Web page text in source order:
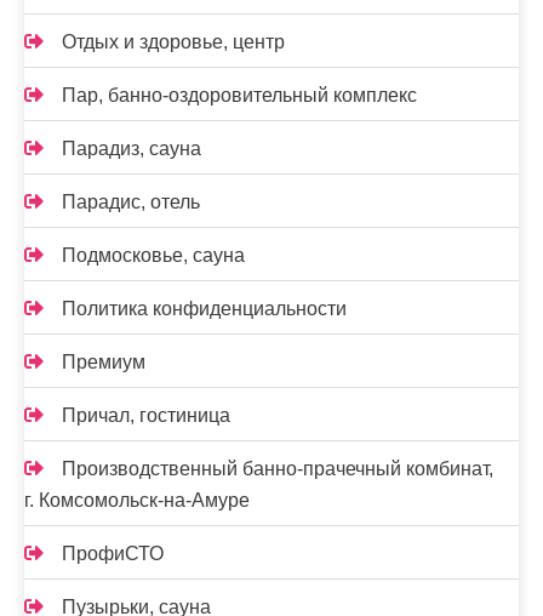
Отдых и здоровье, центр
Пар, банно-оздоровительный комплекс
Парадиз, сауна
Парадис, отель
Подмосковье, сауна
Политика конфиденциальности
Премиум
Причал, гостиница
Производственный банно-прачечный комбинат,
г. Комсомольск-на-Амуре
ПрофиСТО
Пузырьки, сауна